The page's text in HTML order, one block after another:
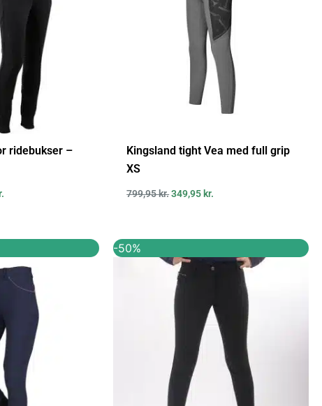
ridebukser –
Kingsland tight Vea med full grip
XS
799,95kr.349,95 kr.
aktuelle
pris
er:
499,00 kr..
-50%
oprindelige
pris
var:
599,00 kr..
aktuelle
pris
300,00 kr..